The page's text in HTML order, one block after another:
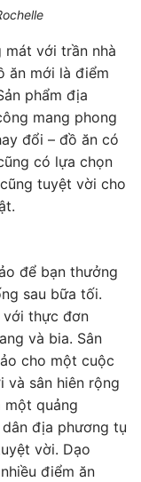
mát với trần nhà
ăn mới là điểm
phẩm địa
mang phong
đổi – đồ ăn có
có lựa chọn
tuyệt vời cho
để bạn thưởng
sau bữa tối.
với thực đơn
và bia. Sân
cho một cuộc
và sân hiên rộng
một quảng
địa phương tụ
vời. Dạo
điểm ăn